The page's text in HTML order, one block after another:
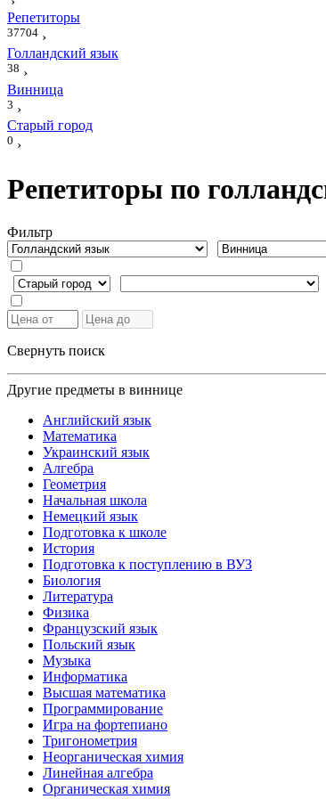
Репетиторы
37704 ›
Голландский язык
38 ›
Винница
3 ›
Старый город
0 ›
Репетиторы по
Фильтр
Свернуть поиск
Другие предметы в виннице
Английский язык
Математика
Украинский язык
Алгебра
Геометрия
Начальная школа
Немецкий язык
Подготовка к школе
История
Подготовка к поступлению в ВУЗ
Биология
Литература
Физика
Французский язык
Польский язык
Музыка
Информатика
Высшая математика
Программирование
Игра на фортепиано
Тригонометрия
Неорганическая химия
Линейная алгебра
Органическая химия